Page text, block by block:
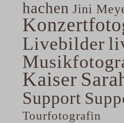
hachen Jini
Livebilder
Kaiser
Support
Tourfotografin